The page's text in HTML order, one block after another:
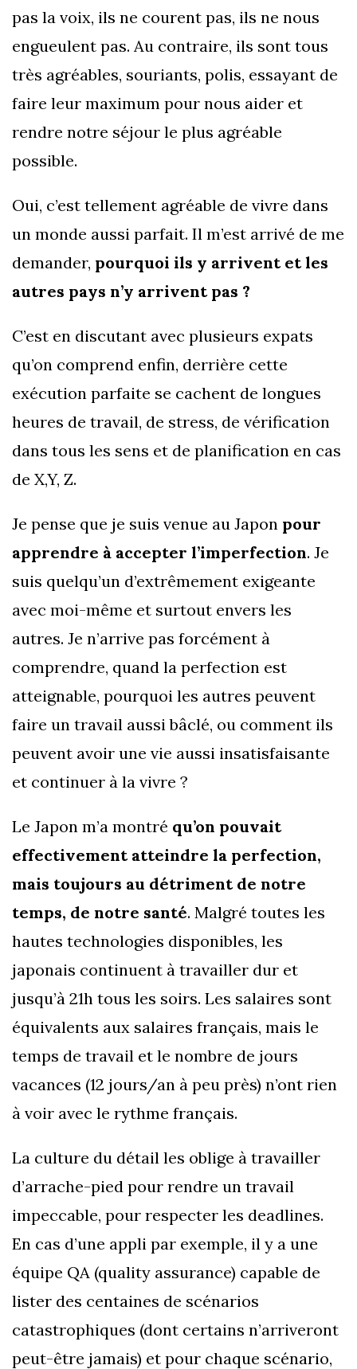
pas la voix, ils ne courent pas, ils ne nous
engueulent pas. Au contraire, ils sont tous
très agréables, souriants, polis, essayant de
faire leur maximum pour nous aider et
rendre notre séjour le plus agréable
possible.
Oui, c’est tellement agréable de vivre dans
un monde aussi parfait. Il m’est arrivé de me
demander, pourquoi ils y arrivent et les
autres pays n’y arrivent pas ?
C’est en discutant avec plusieurs expats
qu’on comprend enfin, derrière cette
exécution parfaite se cachent de longues
heures de travail, de stress, de vérification
dans tous les sens et de planification en cas
de X,Y, Z.
Je pense que je suis venue au Japon pour
apprendre à accepter l’imperfection. Je
suis quelqu’un d’extrêmement exigeante
avec moi-même et surtout envers les
autres. Je n’arrive pas forcément à
comprendre, quand la perfection est
atteignable, pourquoi les autres peuvent
faire un travail aussi bâclé, ou comment ils
peuvent avoir une vie aussi insatisfaisante
et continuer à la vivre ?
Le Japon m’a montré qu’on pouvait
effectivement atteindre la perfection,
mais toujours au détriment de notre
temps, de notre santé. Malgré toutes les
hautes technologies disponibles, les
japonais continuent à travailler dur et
jusqu’à 21h tous les soirs. Les salaires sont
équivalents aux salaires français, mais le
temps de travail et le nombre de jours
vacances (12 jours/an à peu près) n’ont rien
à voir avec le rythme français.
La culture du détail les oblige à travailler
d’arrache-pied pour rendre un travail
impeccable, pour respecter les deadlines.
En cas d’une appli par exemple, il y a une
équipe QA (quality assurance) capable de
lister des centaines de scénarios
catastrophiques (dont certains n’arriveront
peut-être jamais) et pour chaque scénario,